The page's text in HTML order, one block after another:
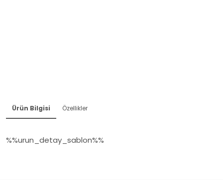
Ürün Bilgisi Özellikler
%%urun_detay_sablon%%